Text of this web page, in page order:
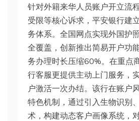
针对外籍来华人员账户开立流
受限等核心诉求，平安银行建
务体系。全国网点实现外国护
全覆盖，创新推出简易开户功
务办理时长压缩60%。在重点
行客服更提供主动上门服务，
户激活一次办结。该行在账户
特色机制，通过引入生物识别
术，构建动态客户画像系统，